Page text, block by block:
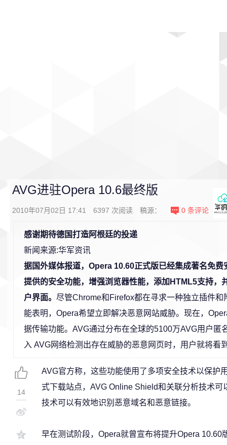
AVG进驻Opera 10.6最终版
2010年07月02日 17:41 6397 次阅读 稿源： 0 条评论
感谢期待德国打造阿根廷的投递
新闻来源:华军资讯
据国外媒体报道，Opera 10.60正式版已经集成著名免费
提供的安全功能，增强浏览器性能，添加HTML5支持，
户界面。 尽管Chrome和Firefox都在寻求一种独立插件
能表明，Opera希望立即解决恶意网站威胁。现在，
据传输功能。AVG通过分布在全球的5100万AVG用户匿
入 AVG网络检测出存在威胁的恶意网页时，用户就将看
AVG官方称，这些功能使用了多项安全技术以保护
式下载站点，AVG Online Shield和关联分析技术
技术可以有效地识别恶意域名和恶意链接。
早在测试阶段，Opera就曾宣布将提升Opera
14